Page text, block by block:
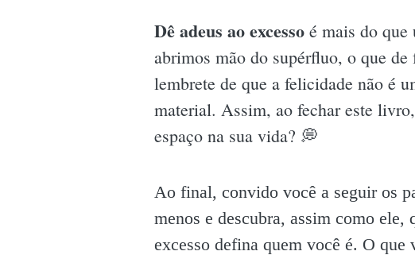
Dê adeus ao excesso é mais do que
abrimos mão do supérfluo, o que
lembrete de que a felicidade não é
material. Assim, ao fechar este
espaço na sua vida? 💭
Ao final, convido você a seguir os
menos e descubra, assim como
excesso defina quem você é. O